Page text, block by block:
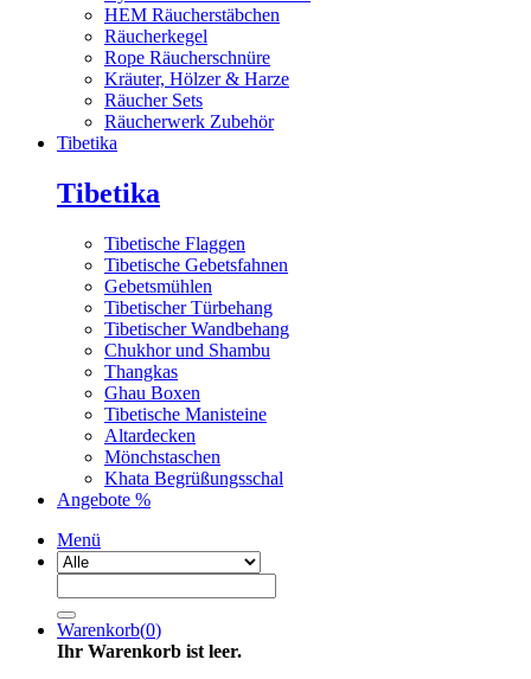
HEM Räucherstäbchen
Räucherkegel
Rope Räucherschnüre
Kräuter, Hölzer & Harze
Räucher Sets
Räucherwerk Zubehör
Tibetika
Tibetika
Tibetische Flaggen
Tibetische Gebetsfahnen
Gebetsmühlen
Tibetischer Türbehang
Tibetischer Wandbehang
Chukhor und Shambu
Thangkas
Ghau Boxen
Tibetische Manisteine
Altardecken
Mönchstaschen
Khata Begrüßungsschal
Angebote %
Menü
Warenkorb(0)
Ihr Warenkorb ist leer.